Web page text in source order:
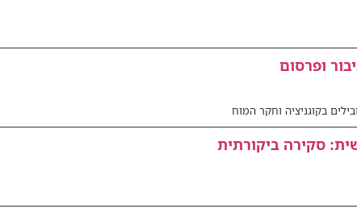
ופרסום
בקוגניציה וחקר המוח
סקירה ביקורתית